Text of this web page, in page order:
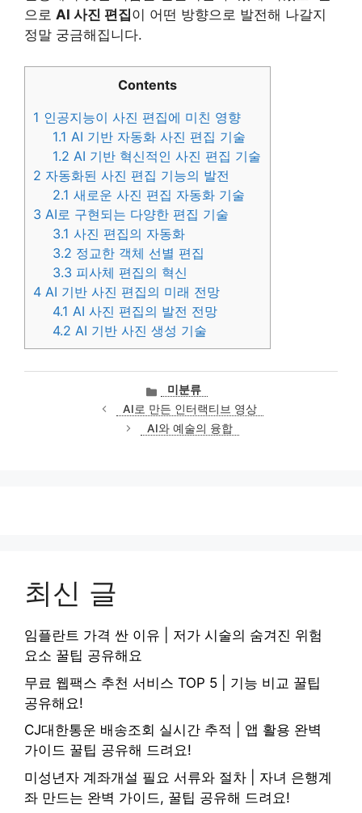
으로 AI 사진 편집이 어떤 방향으로 발전해 나갈지
정말 궁금해집니다.
Contents
1 인공지능이 사진 편집에 미친 영향
1.1 AI 기반 자동화 사진 편집 기술
1.2 AI 기반 혁신적인 사진 편집 기술
2 자동화된 사진 편집 기능의 발전
2.1 새로운 사진 편집 자동화 기술
3 AI로 구현되는 다양한 편집 기술
3.1 사진 편집의 자동화
3.2 정교한 객체 선별 편집
3.3 피사체 편집의 혁신
4 AI 기반 사진 편집의 미래 전망
4.1 AI 사진 편집의 발전 전망
4.2 AI 기반 사진 생성 기술
카
테
고
리
미분류
AI로 만든 인터랙티브 영상
AI와 예술의 융합
최신 글
임플란트 가격 싼 이유 | 저가 시술의 숨겨진 위험
요소 꿀팁 공유해요
무료 웹팩스 추천 서비스 TOP 5 | 기능 비교 꿀팁
공유해요!
CJ대한통운 배송조회 실시간 추적 | 앱 활용 완벽
가이드 꿀팁 공유해 드려요!
미성년자 계좌개설 필요 서류와 절차 | 자녀 은행계
좌 만드는 완벽 가이드, 꿀팁 공유해 드려요!